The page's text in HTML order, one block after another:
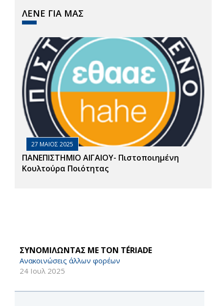
ΛΕΝΕ ΓΙΑ ΜΑΣ
27 ΜΑΙΟΣ 2025
ΠΑΝΕΠΙΣΤΗΜΙΟ ΑΙΓΑΙΟΥ- Πιστοποιημένη
Κουλτούρα Ποιότητας
ΣΥΝΟΜΙΛΩΝΤΑΣ ΜΕ ΤΟΝ TÉRIADE
Ανακοινώσεις άλλων φορέων
24 Ιουλ 2025